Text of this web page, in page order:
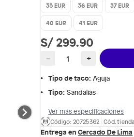
35 EUR 36 EUR 37 EUR
40 EUR
41 EUR
S/ 299.90
− +
Tipo de taco: Aguja
Tipo: Sandalias
Ver más especificaciones
Código: 20725362 Cód.
Entrega en Cercado De Lima